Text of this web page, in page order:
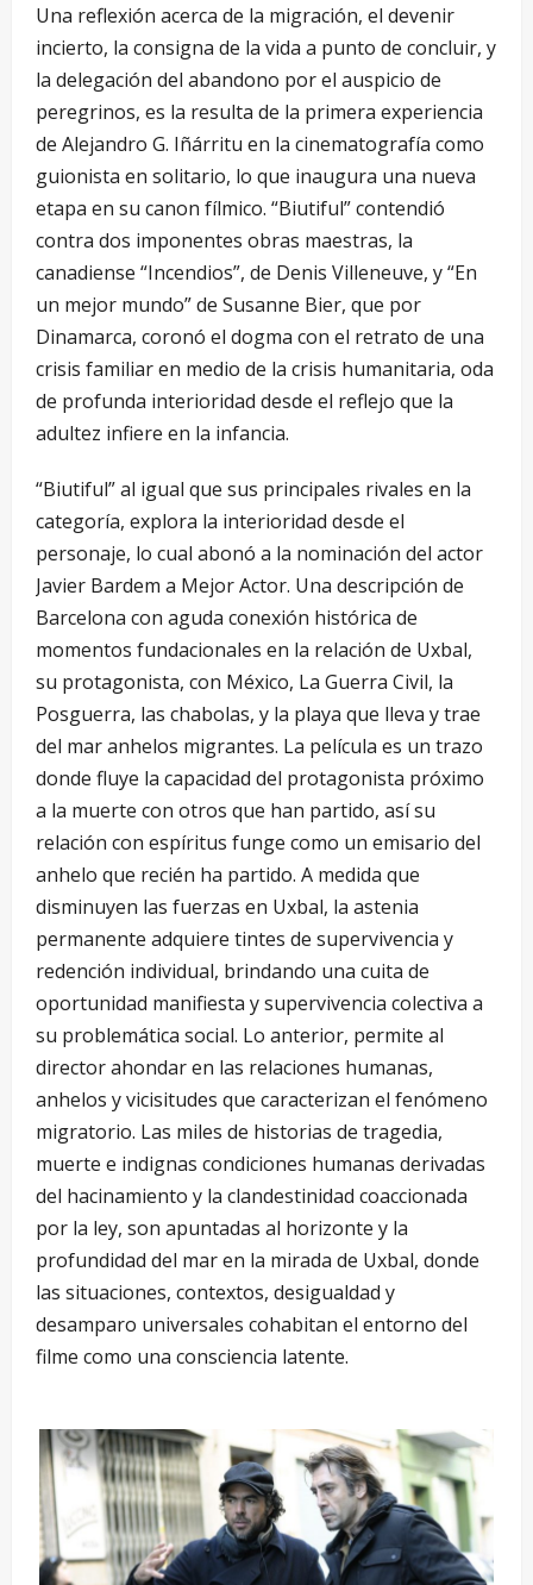
Una reflexión acerca de la migración, el devenir
incierto, la consigna de la vida a punto de concluir, y
la delegación del abandono por el auspicio de
peregrinos, es la resulta de la primera experiencia
de Alejandro G. Iñárritu en la cinematografía como
guionista en solitario, lo que inaugura una nueva
etapa en su canon fílmico. “Biutiful” contendió
contra dos imponentes obras maestras, la
canadiense “Incendios”, de Denis Villeneuve, y “En
un mejor mundo” de Susanne Bier, que por
Dinamarca, coronó el dogma con el retrato de una
crisis familiar en medio de la crisis humanitaria, oda
de profunda interioridad desde el reflejo que la
adultez infiere en la infancia.
“Biutiful” al igual que sus principales rivales en la
categoría, explora la interioridad desde el
personaje, lo cual abonó a la nominación del actor
Javier Bardem a Mejor Actor. Una descripción de
Barcelona con aguda conexión histórica de
momentos fundacionales en la relación de Uxbal,
su protagonista, con México, La Guerra Civil, la
Posguerra, las chabolas, y la playa que lleva y trae
del mar anhelos migrantes. La película es un trazo
donde fluye la capacidad del protagonista próximo
a la muerte con otros que han partido, así su
relación con espíritus funge como un emisario del
anhelo que recién ha partido. A medida que
disminuyen las fuerzas en Uxbal, la astenia
permanente adquiere tintes de supervivencia y
redención individual, brindando una cuita de
oportunidad manifiesta y supervivencia colectiva a
su problemática social. Lo anterior, permite al
director ahondar en las relaciones humanas,
anhelos y vicisitudes que caracterizan el fenómeno
migratorio. Las miles de historias de tragedia,
muerte e indignas condiciones humanas derivadas
del hacinamiento y la clandestinidad coaccionada
por la ley, son apuntadas al horizonte y la
profundidad del mar en la mirada de Uxbal, donde
las situaciones, contextos, desigualdad y
desamparo universales cohabitan el entorno del
filme como una consciencia latente.